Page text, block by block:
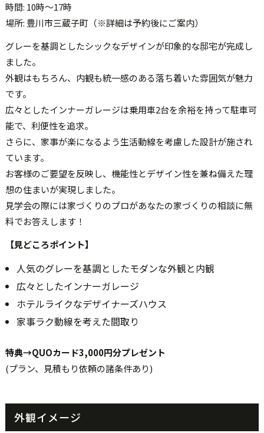
時間: 10時～17時
場所: 豊川市三蔵子町（※詳細は予約後にご案内）
グレーを基調としたシックなデザインが印象的な邸宅が完成し
ました。
外観はもちろん、内観も統一感のある落ち着いた雰囲気が魅力
です。
広々としたインナーガレージは乗用車2台を余裕を持って駐車可
能で、利便性を追求。
さらに、家事が楽になるよう生活動線を考慮した設計が施され
ています。
お客様のご要望を反映し、機能性とデザイン性を兼ね備えた理
想の住まいが実現しました。
見学会の際には家づくりのプロがあなたの家づくりの相談に無
料でお答えします！
【見どころポイント】
人気のグレーを基調としたモダンな外観と内観
広々としたインナーガレージ
ホテルライクなデザイナーズハウス
家事ラク動線を考えた間取り
特典→QUOカード3,000円分プレゼント
(プラン、見積もり依頼の諸条件あり)
外観イメージ